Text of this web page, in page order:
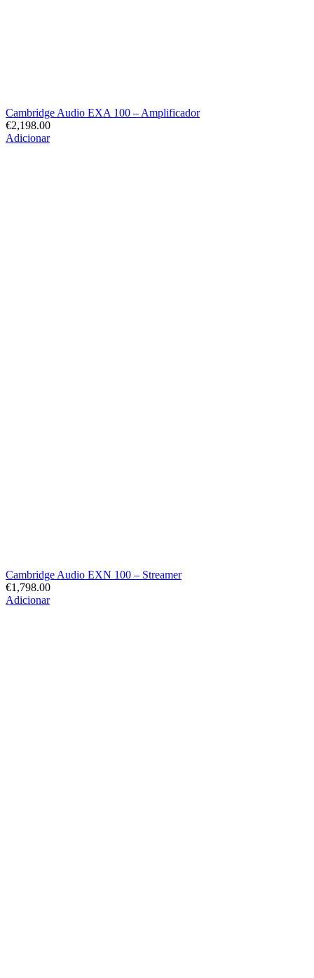
Cambridge Audio EXA 100 – Amplificador
€2,198.00
Adicionar
Cambridge Audio EXN 100 – Streamer
€1,798.00
Adicionar